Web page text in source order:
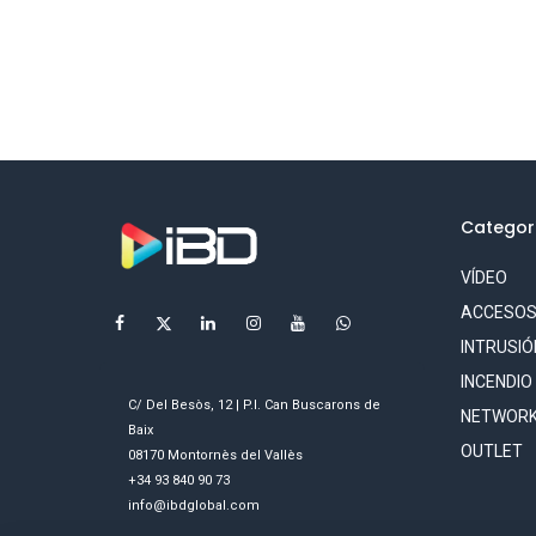
C/ Del Besòs, 12 | P.I. Can Buscarons de
Baix
08170 Montornès del Vallès
+34 93 840 90 73
info@ibdglobal.com
VÍDEO
ACCESOS
INCENDIO
OUTLET